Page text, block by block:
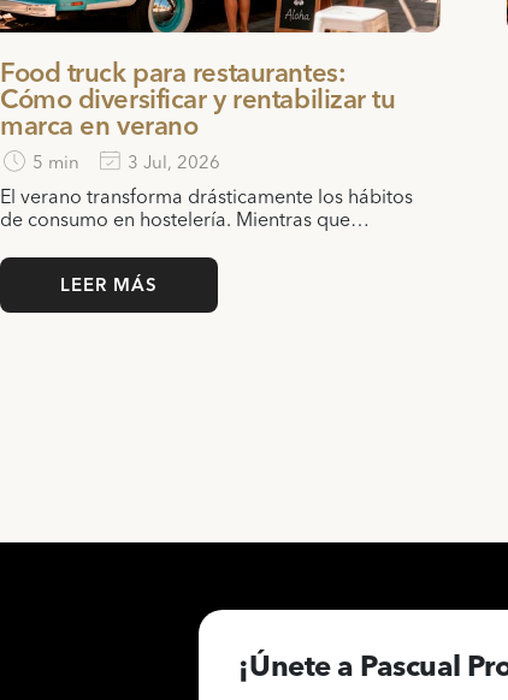
Food truck para restaurantes:
Cómo diversificar y rentabilizar tu
marca en verano
5 min 3 Jul, 2026
El verano transforma drásticamente los hábitos
de consumo en hostelería. Mientras que…
LEER MÁS
¡Únete a Pascual